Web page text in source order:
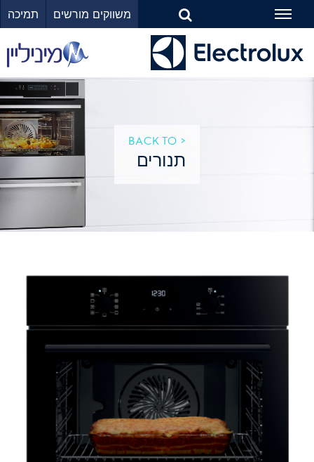
תמיכה משווקים מורשים
Toggle
navigation
< BACK TO
תנורים